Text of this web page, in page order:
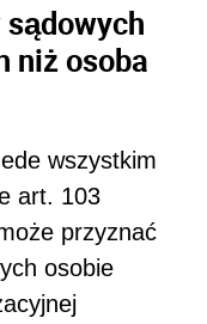
niż osoba
wszystkim
art. 103
przyznać
osobie